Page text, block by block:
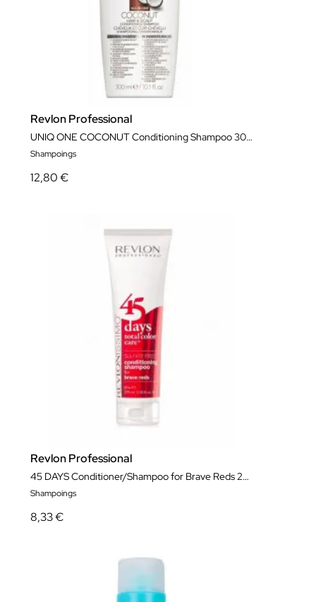
Revlon Professional
UNIQ ONE COCONUT Conditioning Shampoo 300 ml
Shampoings
12,80 €
Revlon Professional
45 DAYS Conditioner/Shampoo for Brave Reds 275 ml
Shampoings
8,33 €